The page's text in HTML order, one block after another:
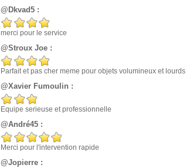
@Dkvad5 :
merci pour le service
@Stroux Joe :
Parfait et pas cher meme pour objets volumineux et lourds
@Xavier Fumoulin :
Equipe serieuse et professionnelle
@André45 :
Merci pour l'intervention rapide
@Jopierre :